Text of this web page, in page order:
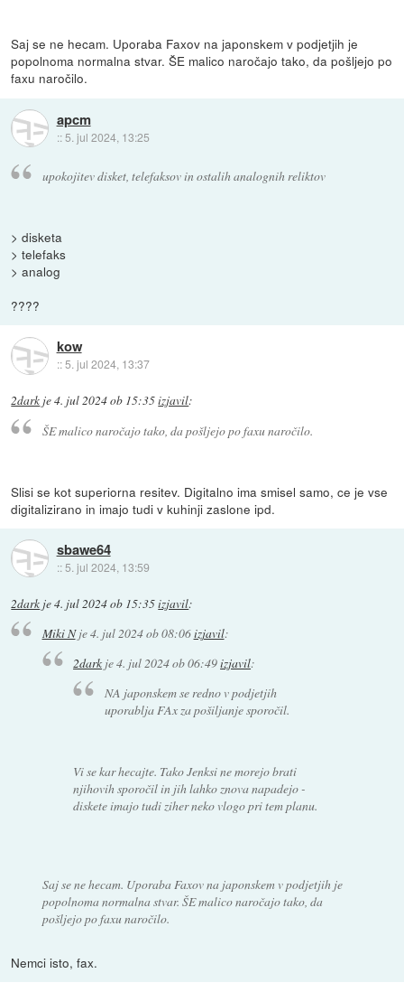
Saj se ne hecam. Uporaba Faxov na japonskem v podjetjih je
popolnoma normalna stvar. ŠE malico naročajo tako, da pošljejo po
faxu naročilo.
apcm
:: 5. jul 2024, 13:25
upokojitev disket, telefaksov in ostalih analognih reliktov
> disketa
> telefaks
> analog
????
kow
::5. jul 2024, 13:37
2dark je4. jul 2024 ob 15:35izjavil:
ŠE malico naročajo tako, da pošljejo po faxu naročilo.
Slisi se kot superiorna resitev. Digitalno ima smisel samo, ce je vse
digitalizirano in imajo tudi v kuhinji zaslone ipd.
sbawe64
:: 5. jul 2024, 13:59
2dark je4. jul 2024 ob 15:35izjavil:
Miki Nje4. jul 2024 ob 08:06izjavil:
2dark je4. jul 2024 ob 06:49izjavil:
NA japonskem se redno v podjetjih
uporablja FAx za pošiljanje sporočil.
Vi se kar hecajte. Tako Jenksi ne morejo brati
njihovih sporočil in jih lahko znova napadejo -
diskete imajo tudi ziher neko vlogo pri tem planu.
Saj se ne hecam. Uporaba Faxov na japonskem v podjetjih je
popolnoma normalna stvar. ŠE malico naročajo tako, da
pošljejo po faxu naročilo.
Nemci isto, fax.